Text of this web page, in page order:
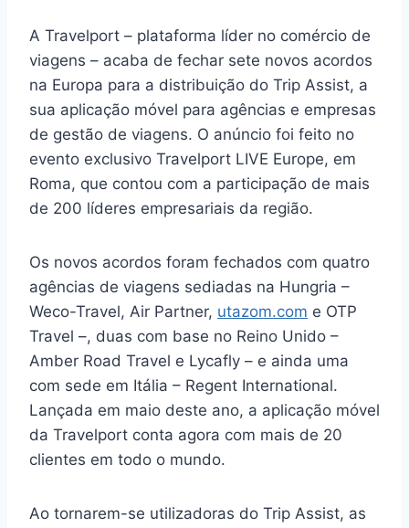
A Travelport – plataforma líder no comércio de
viagens – acaba de fechar sete novos acordos
na Europa para a distribuição do Trip Assist, a
sua aplicação móvel para agências e empresas
de gestão de viagens. O anúncio foi feito no
evento exclusivo Travelport LIVE Europe, em
Roma, que contou com a participação de mais
de 200 líderes empresariais da região.
Os novos acordos foram fechados com quatro
agências de viagens sediadas na Hungria –
Weco-Travel, Air Partner, utazom.com e OTP
Travel –, duas com base no Reino Unido –
Amber Road Travel e Lycafly – e ainda uma
com sede em Itália – Regent International.
Lançada em maio deste ano, a aplicação móvel
da Travelport conta agora com mais de 20
clientes em todo o mundo.
Ao tornarem-se utilizadoras do Trip Assist, as